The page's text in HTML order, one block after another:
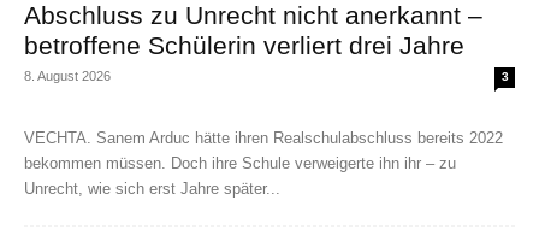
Abschluss zu Unrecht nicht anerkannt –
betroffene Schülerin verliert drei Jahre
8. August 2026 3
VECHTA. Sanem Arduc hätte ihren Realschulabschluss bereits 2022
bekommen müssen. Doch ihre Schule verweigerte ihn ihr – zu
Unrecht, wie sich erst Jahre später...